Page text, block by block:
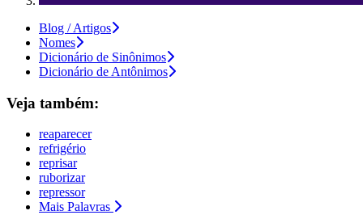
Blog / Artigos
Nomes
Dicionário de Sinônimos
Dicionário de Antônimos
Veja também:
reaparecer
refrigério
reprisar
ruborizar
repressor
Mais Palavras